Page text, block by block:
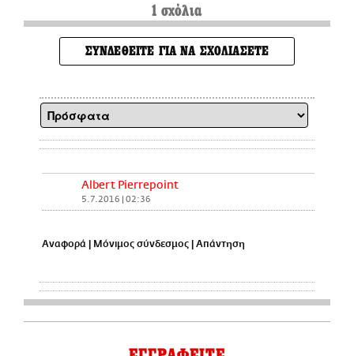
1 σχόλια
ΣΥΝΔΕΘΕΙΤΕ ΓΙΑ ΝΑ ΣΧΟΛΙΑΣΕΤΕ
Albert Pierrepoint
5.7.2016 | 02:36
Αναφορά | Μόνιμος σύνδεσμος | Απάντηση